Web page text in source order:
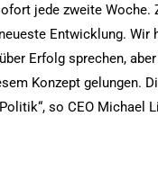
jede zweite
Entwicklung. Wir
Erfolg sprechen,
Konzept gelungen.
so CEO Michael